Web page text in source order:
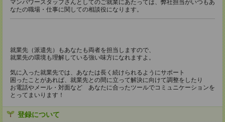
マンパワースタッフさんとしてのご就業にあたっては、弊社担当がいつもあ
なたの職場・仕事に関しての相談役になります。
就業先（派遣先）もあなたも両者を担当しますので、
就業先の環境も理解している強い味方になれますよ。
気に入った就業先では、あなたは長く続けられるようにサポート
困ったことがあれば、就業先との間に立って解決に向けて調整をしたり
お電話やメール・対面など あなたに合ったツールでコミュニケーションを
とってまいります！
登録について